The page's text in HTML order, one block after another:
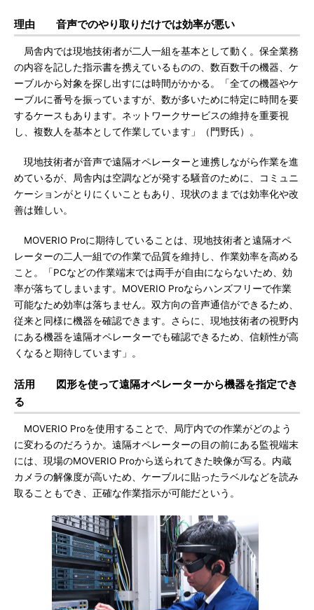
理由 音声でのやり取りだけでは効率が悪い
局舎内では現地技術者が二人一組を基本として動く。保全業務
の内容を記した指示書を携えているものの、数百数千の機器、ケ
ーブルから対象を探し出すには時間がかかる。「全ての機器やケ
ーブルに番号を振っていますが、数が多いために特定に時間を要
するケースもあります。ネットワークサービスの維持を重要視
し、複数人を基本として作業しています」（門野氏）。
現地技術者が音声で遠隔オペレーターと連携しながら作業を進
めているが、局舎内は空調などが発する騒音のために、コミュニ
ケーションがとりにくいこともあり、現状のままでは効率化や改
善は難しい。
MOVERIO Proに期待していることは、現地技術者と遠隔オペ
レーターの二人一組での作業で品質を維持し、作業効率を高める
こと。「PCなどの作業端末では両手が自由にならないため、効
率が落ちてしまいます。MOVERIO Proならハンズフリーで作業
可能なため効率は落ちません。双方向の音声通信ができるため、
従来と同様に機器を確認できます。さらに、現地技術者の視野内
にある機器を遠隔オペレーターでも確認できるため、信頼性が高
くなると期待しています」。
活用 図形を使って遠隔オペレーターから機器を指定でき
る
MOVERIO Proを使用することで、局庁内での作業がどのよう
に変わるのだろうか。遠隔オペレーターの目の前にある監視端末
には、現場のMOVERIO Proから送られてきた映像が写る。内蔵
カメラの解像度が高いため、ケーブルに貼ったラベルなどを読み
取ることもでき、正確な作業指示が可能だという。